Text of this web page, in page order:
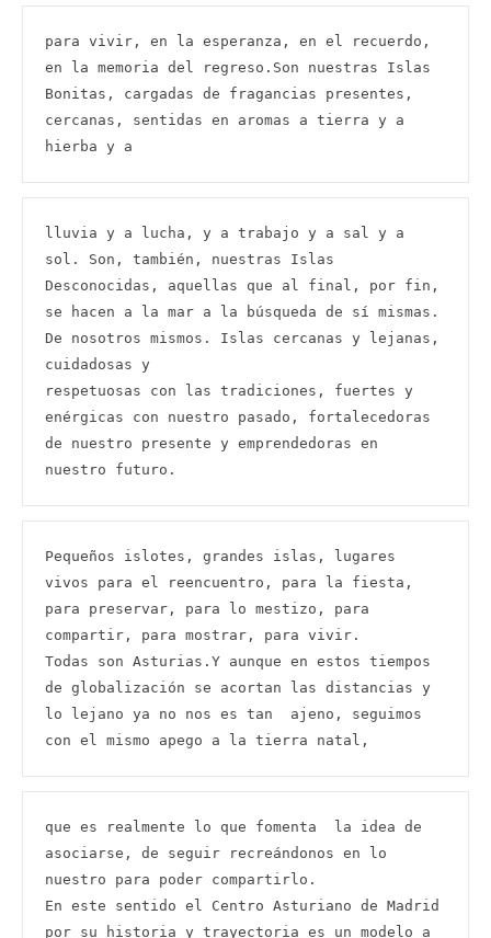
para vivir, en la esperanza, en el recuerdo,
en la memoria del regreso.Son nuestras Islas
Bonitas, cargadas de fragancias presentes,
cercanas, sentidas en aromas a tierra y a
hierba y a
lluvia y a lucha, y a trabajo y a sal y a
sol. Son, también, nuestras Islas
Desconocidas, aquellas que al final, por fin,
se hacen a la mar a la búsqueda de sí mismas.
De nosotros mismos. Islas cercanas y lejanas,
cuidadosas y
respetuosas con las tradiciones, fuertes y
enérgicas con nuestro pasado, fortalecedoras
de nuestro presente y emprendedoras en
nuestro futuro.
Pequeños islotes, grandes islas, lugares
vivos para el reencuentro, para la fiesta,
para preservar, para lo mestizo, para
compartir, para mostrar, para vivir.
Todas son Asturias.Y aunque en estos tiempos
de globalización se acortan las distancias y
lo lejano ya no nos es tan  ajeno, seguimos
con el mismo apego a la tierra natal,
que es realmente lo que fomenta  la idea de
asociarse, de seguir recreándonos en lo
nuestro para poder compartirlo.
En este sentido el Centro Asturiano de Madrid
por su historia y trayectoria es un modelo a